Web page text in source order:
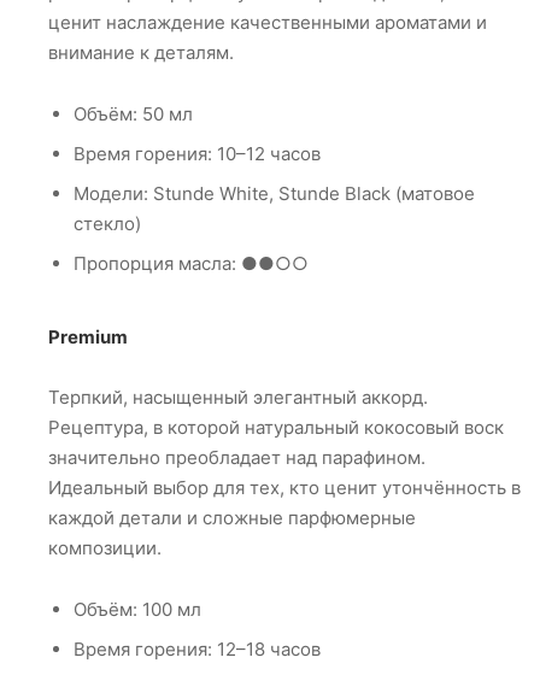
ценит наслаждение качественными ароматами и
внимание к деталям.
Объём: 50 мл
Время горения: 10–12 часов
Модели: Stunde White, Stunde Black (матовое
стекло)
Пропорция масла: ●●○○
Premium
Терпкий, насыщенный элегантный аккорд.
Рецептура, в которой натуральный кокосовый воск
значительно преобладает над парафином.
Идеальный выбор для тех, кто ценит утончённость в
каждой детали и сложные парфюмерные
композиции.
Объём: 100 мл
Время горения: 12–18 часов